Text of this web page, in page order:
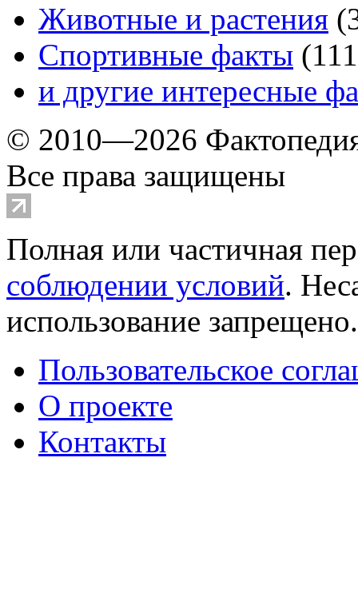
Животные и растения (
Спортивные факты (111
и другие интересные
© 2010—2026
Все права защищены
Полная или частичная
соблюдении условий.
использование
Пользовательское
О проекте
Контакты